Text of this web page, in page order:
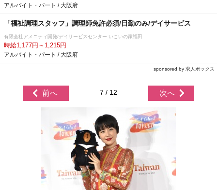
アルバイト・パート / 大阪府
「福祉調理スタッフ」調理師免許必須/日勤のみ/デイサービス
有限会社アメニティ開発/デイサービスセンター いこいの家福田
時給1,177円～1,215円
アルバイト・パート / 大阪府
sponsored by 求人ボックス
前へ 7 / 12 次へ